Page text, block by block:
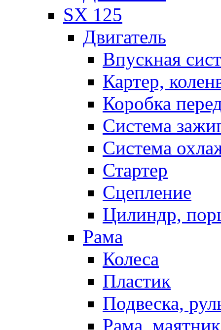
SX 125
Двигатель
Впускная
Картер,
Коробка
Система
Система
Стартер
Сцепление
Цилиндр,
Рама
Колеса
Пластик
Подвеска,
Рама, маятник